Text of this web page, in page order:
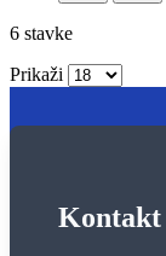
6 stavke
Prikaži
Kontakt